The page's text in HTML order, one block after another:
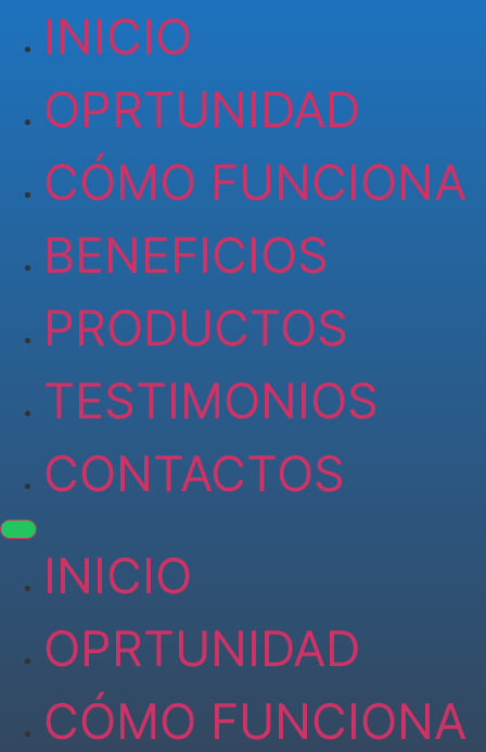
INICIO
OPRTUNIDAD
CÓMO FUNCIONA
BENEFICIOS
PRODUCTOS
TESTIMONIOS
CONTACTOS
INICIO
OPRTUNIDAD
CÓMO FUNCIONA